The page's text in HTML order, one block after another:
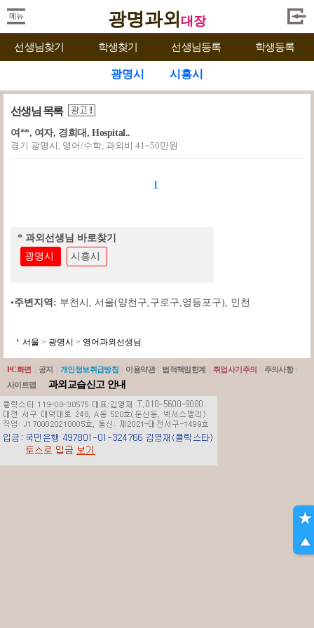
광명과외 대장
선생님찾기 학생찾기 선생님등록 학생등록
광명시 시흥시
선생님 목록
여**, 여자, 경희대, Hospital..
경기 광명시, 영어/수학, 과외비 41~50만원
1
* 과외선생님 바로찾기
광명시
시흥시
•주변지역: 부천시 , 서울(양천구,구로구,영등포구), 인천
서울 > 광명시 > 영어과외선생님
PC화면 공지 개인정보취급방침 이용약관 법적책임한계 취업사기주의 주의사항
사이트맵
과외교습신고 안내